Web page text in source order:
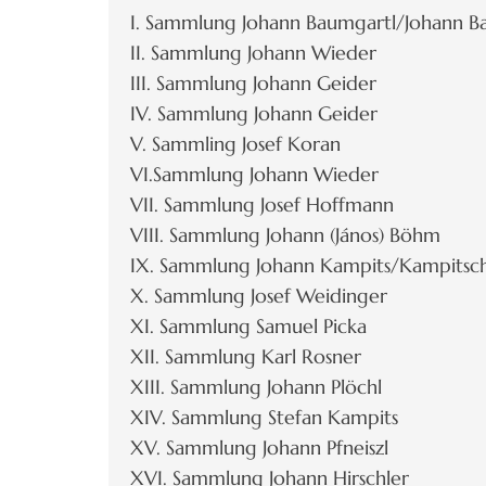
I. Sammlung Johann Baumgartl/Johann
II. Sammlung Johann Wieder
III. Sammlung Johann Geider
IV. Sammlung Johann Geider
V. Sammling Josef Koran
VI.Sammlung Johann Wieder
VII. Sammlung Josef Hoffmann
VIII. Sammlung Johann (János) Böhm
IX. Sammlung Johann Kampits/
X. Sammlung Josef Weidinger
XI. Sammlung Samuel Picka
XII. Sammlung Karl Rosner
XIII. Sammlung Johann Plöchl
XIV. Sammlung Stefan Kampits
XV. Sammlung Johann Pfneiszl
XVI. Sammlung Johann Hirschler